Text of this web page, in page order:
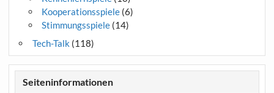
Kooperationsspiele(6)
Stimmungsspiele(14)
Tech-Talk (118)
Seiteninformationen